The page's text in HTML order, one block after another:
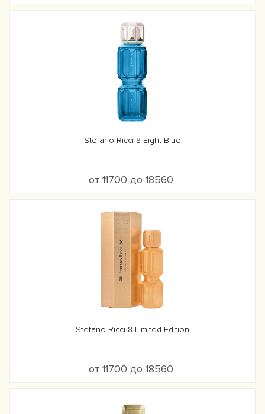
Stefano Ricci 8 Eight Blue
от 11700 до 18560
Stefano Ricci 8 Limited Edition
от 11700 до 18560